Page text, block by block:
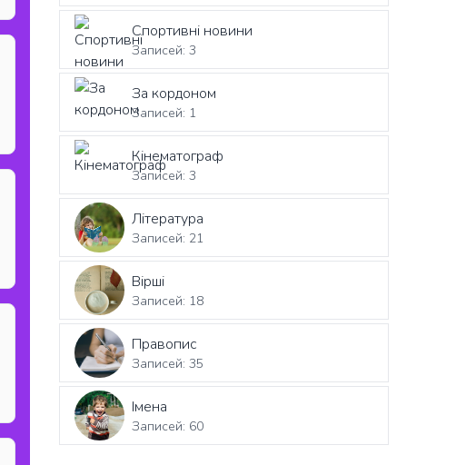
Спортивні новини
Записей: 3
За кордоном
Записей: 1
Кінематограф
Записей: 3
Література
Записей: 21
Вірші
Записей: 18
Правопис
Записей: 35
Імена
Записей: 60